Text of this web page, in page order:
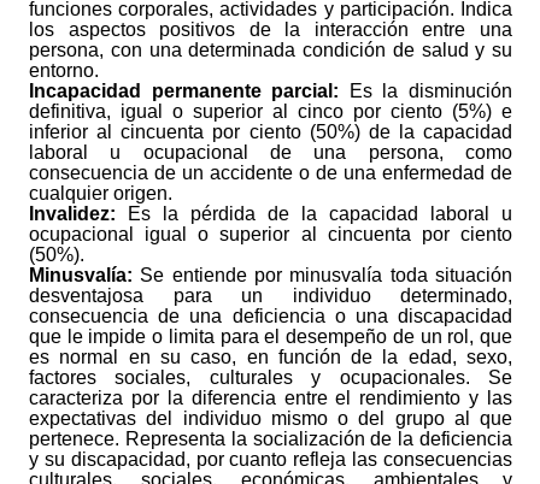
funciones corporales, actividades y participación. Indica
los aspectos positivos de la interacción entre una
persona, con una determinada condición de salud y su
entorno.
Incapacidad permanente parcial:
Es la disminución
definitiva, igual o superior al cinco por ciento (5%) e
inferior al cincuenta por ciento (50%) de la capacidad
laboral u ocupacional de una persona, como
consecuencia de un accidente o de una enfermedad de
cualquier origen.
Invalidez:
Es la pérdida de la capacidad laboral u
ocupacional igual o superior al cincuenta por ciento
(50%).
Minusvalía: Se entiende por minusvalía toda situación
desventajosa para un individuo determinado,
consecuencia de una deficiencia o una discapacidad
que le impide o limita para el desempeño de un rol, que
es normal en su caso, en función de la edad, sexo,
factores sociales, culturales y ocupacionales. Se
caracteriza por la diferencia entre el rendimiento y las
expectativas del individuo mismo o del grupo al que
pertenece. Representa la socialización de la deficiencia
y su discapacidad, por cuanto refleja las consecuencias
culturales, sociales, económicas, ambientales y